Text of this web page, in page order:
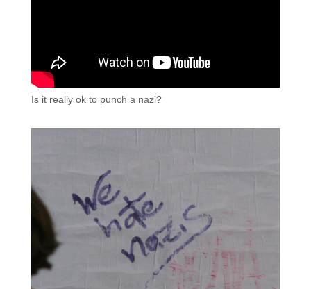
Is it really ok to punch a nazi?